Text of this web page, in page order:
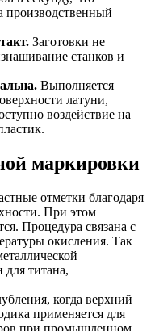
производственный
Заготовки не
станков и
Выполняется
латуни,
воздействие на
маркировки
отметки благодаря
При этом
Процедура связана с
окисления. Так
для титана,
когда верхний
применяется для